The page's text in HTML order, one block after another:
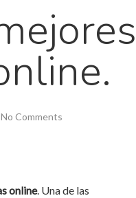
No Comments
online. Una de las